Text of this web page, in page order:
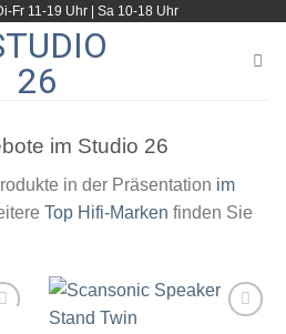
Fr 11-19 Uhr | Sa 10-18 Uhr
im Studio 26
in der Präsentation im
Top Hifi-Marken finden Sie